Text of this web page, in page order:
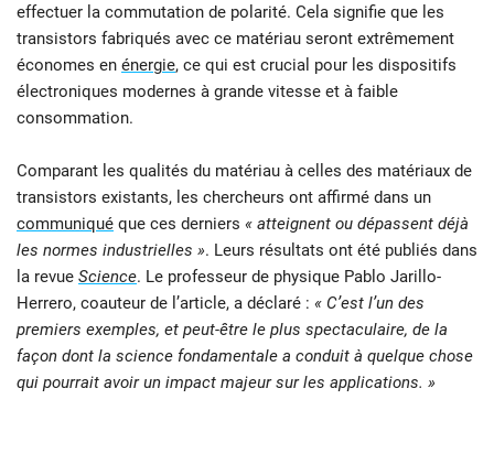
effectuer la commutation de polarité. Cela signifie que les
transistors fabriqués avec ce matériau seront extrêmement
économes en énergie, ce qui est crucial pour les dispositifs
électroniques modernes à grande vitesse et à faible
consommation.
Comparant les qualités du matériau à celles des matériaux de
transistors existants, les chercheurs ont affirmé dans un
communiqué que ces derniers « atteignent ou dépassent déjà
les normes industrielles ». Leurs résultats ont été publiés dans
la revue Science. Le professeur de physique Pablo Jarillo-
Herrero, coauteur de l’article, a déclaré : « C’est l’un des
premiers exemples, et peut-être le plus spectaculaire, de la
façon dont la science fondamentale a conduit à quelque chose
qui pourrait avoir un impact majeur sur les applications. »